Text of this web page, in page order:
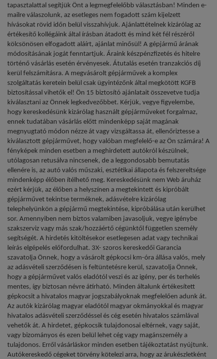
tapasztalattal segítjük Önt a legmegfelelőbb választásban! Minden e-
mailre válaszolunk, az esetleges nem fogadott szám kijelzett
hívásokat rövid időn belül visszahívjuk. Ajánlattételnek kizárólag az
értékesítő kollégáink által írásban átadott és mind két fél részéről
kölcsönösen elfogadott aláírt, ajánlat minősül! A gépjármű árának
módosításának jogát fenntartjuk. Áraink készpénzfizetés és hitelre
történő vásárlás esetén érvényesek. Átutalás esetén tranzakciós díj
kerül felszámításra. A megvásárolt gépjárművek a komplex
szolgáltatás keretein belül csak ügyintézőnk által megkötött KGFB
biztosítással vihetők el! Ön 15 biztosító ajánlatait összevetve tudja
kiválasztani az Önnek legkedvezőbbet. Kérjük, vegye figyelembe,
hogy kereskedésünk kizárólag használt gépjárműveket forgalmaz,
ennek tudatában vásárlás előtt mindenképp saját magának
megnyugtató módon nézze át vagy vizsgáltassa át, ellenőriztesse a
kiválasztott gépjárművet, hogy valóban megfelelő-e az Ön számára! A
fényképek minden esetben a meghirdetett autókról készülnek,
utólagosan retusálva nincsenek, de a leggondosabb bemutatás
ellenére is, az autó valós műszaki, esztétikai állapota és felszereltsége
mindenképp élőben ítélhető meg. Kereskedésünk nem Web áruház
ezért kérjük, az élőben a helyszínen a megtekintett és kipróbált
gépjárművet tekintse terméknek, adásvételre kizárólag
telephelyünkön a gépjármű megtekintése, kipróbálása után kerülhet
sor. Amennyiben nem biztos valamiben javasoljuk, vegye igénybe
szakszerviz vagy más szak/hozzáértő cégünktől független személy
segítségét. A hirdetés kitöltésekor esetlegesen adat vagy technikai
leírás elgépelés előfordulhat. 3X- szoros kereskedői Garancia
szavatolja Önnek, hogy a vásárolt gépkocsi km-óra állása valós, mely
az adásvételi szerződésen is feltüntetésre kerül, szavatolja Önnek,
hogy a gépjárművet valós eladótól veszi és az igény, per és terhelés
mentes, így biztosan névre átírható. Minden általunk értékesített
gépkocsit a hivatalos magyar jogszabályoknak megfelelően adunk át.
Az autók kizárólag magyar eladótól magyar okmányokkal és magyar
hivatalos adásvételi szerződéssel és cég esetén hivatalos számlával
vehetők át. A hirdetet, gépkocsik tulajdonosai eltérnek, vagy saját,
vagy bizományos és ezen belül lehet cég vagy magánszemély a
tulajdonos. Erről vásárláskor minden esetben tájékoztatást nyújtunk.
Autókereskedő cégeket törvény kötelezi arra, hogy az árukészletként